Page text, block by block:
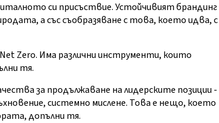
си присъствие. Устойчивият брандинг
а със съобразяване с това, което идва, с
Zero. Има различни инструменти, които
тя.
за продължаване на лидерските позиции -
системно мислене. Това е нещо, което
допълни тя.